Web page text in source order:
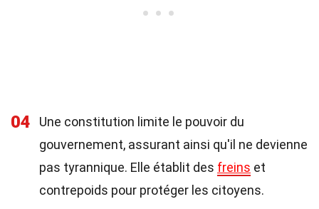
04
Une constitution limite le pouvoir du
gouvernement, assurant ainsi qu'il ne devienne
pas tyrannique. Elle établit des freins et
contrepoids pour protéger les citoyens.